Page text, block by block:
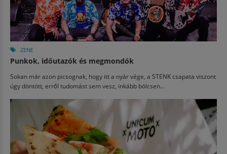
ZENE
Punkok, időutazók és megmondók
Sokan már azon picsognak, hogy itt a nyár vége, a STENK csapata viszont
úgy döntött, erről tudomást sem vesz, inkább bölcsen...